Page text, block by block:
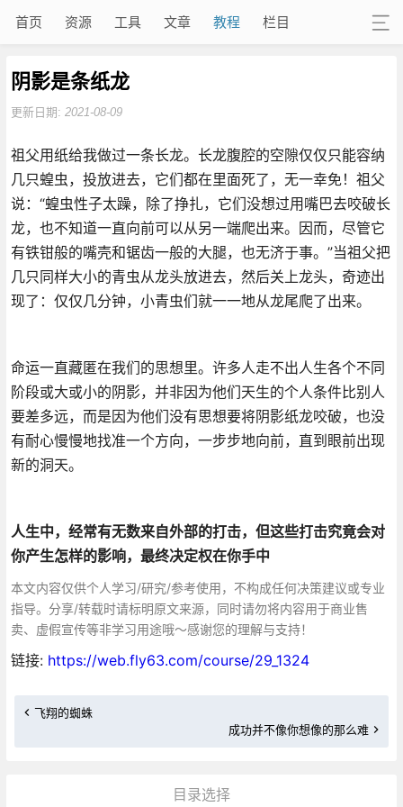
首页 资源 工具 文章 教程 栏目
阴影是条纸龙
更新日期: 2021-08-09
祖父用纸给我做过一条长龙。长龙腹腔的空隙仅仅只能容纳
几只蝗虫，投放进去，它们都在里面死了，无一幸免！祖父
说：“蝗虫性子太躁，除了挣扎，它们没想过用嘴巴去咬破长
龙，也不知道一直向前可以从另一端爬出来。因而，尽管它
有铁钳般的嘴壳和锯齿一般的大腿，也无济于事。”当祖父把
几只同样大小的青虫从龙头放进去，然后关上龙头，奇迹出
现了：仅仅几分钟，小青虫们就一一地从龙尾爬了出来。
命运一直藏匿在我们的思想里。许多人走不出人生各个不同
阶段或大或小的阴影，并非因为他们天生的个人条件比别人
要差多远，而是因为他们没有思想要将阴影纸龙咬破，也没
有耐心慢慢地找准一个方向，一步步地向前，直到眼前出现
新的洞天。
人生中，经常有无数来自外部的打击，但这些打击究竟会对
你产生怎样的影响，最终决定权在你手中
本文内容仅供个人学习/研究/参考使用，不构成任何决策建议或专业
指导。分享/转载时请标明原文来源，同时请勿将内容用于商业售
卖、虚假宣传等非学习用途哦～感谢您的理解与支持！
链接: https://web.fly63.com/course/29_1324
飞翔的蜘蛛
成功并不像你想像的那么难
目录选择